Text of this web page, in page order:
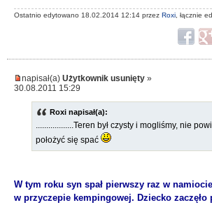
Ostatnio edytowano 18.02.2014 12:14 przez Roxi , łącznie
napisał(a) Użytkownik usunięty »
30.08.2011 15:29
Roxi napisał(a):
..................Teren był czysty i mogliśmy, nie
położyć się spać
W tym roku syn spał pierwszy raz w
w przyczepie kempingowej. Dziecko zaczęło